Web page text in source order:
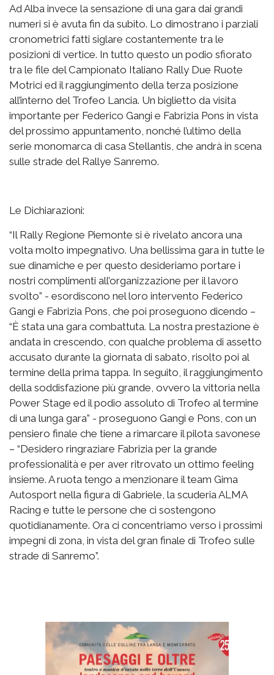
Ad Alba invece la sensazione di una gara dai grandi
numeri si è avuta fin da subito. Lo dimostrano i parziali
cronometrici fatti siglare costantemente tra le
posizioni di vertice. In tutto questo un podio sfiorato
tra le file del Campionato Italiano Rally Due Ruote
Motrici ed il raggiungimento della terza posizione
all’interno del Trofeo Lancia. Un biglietto da visita
importante per Federico Gangi e Fabrizia Pons in vista
del prossimo appuntamento, nonché l’ultimo della
serie monomarca di casa Stellantis, che andrà in scena
sulle strade del Rallye Sanremo.
Le Dichiarazioni:
“Il Rally Regione Piemonte si è rivelato ancora una
volta molto impegnativo. Una bellissima gara in tutte le
sue dinamiche e per questo desideriamo portare i
nostri complimenti all’organizzazione per il lavoro
svolto” - esordiscono nel loro intervento Federico
Gangi e Fabrizia Pons, che poi proseguono dicendo –
“È stata una gara combattuta. La nostra prestazione è
andata in crescendo, con qualche problema di assetto
accusato durante la giornata di sabato, risolto poi al
termine della prima tappa. In seguito, il raggiungimento
della soddisfazione più grande, ovvero la vittoria nella
Power Stage ed il podio assoluto di Trofeo al termine
di una lunga gara” - proseguono Gangi e Pons, con un
pensiero finale che tiene a rimarcare il pilota savonese
– “Desidero ringraziare Fabrizia per la grande
professionalità e per aver ritrovato un ottimo feeling
insieme. A ruota tengo a menzionare il team Gima
Autosport nella figura di Gabriele, la scuderia ALMA
Racing e tutte le persone che ci sostengono
quotidianamente. Ora ci concentriamo verso i prossimi
impegni di zona, in vista del gran finale di Trofeo sulle
strade di Sanremo”.